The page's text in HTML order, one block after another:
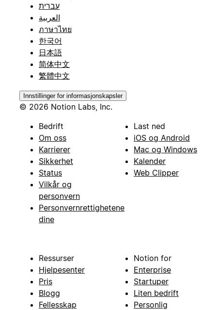
עברית
العربية
ภาษาไทย
한국어
日本語
简体中文
繁體中文
Innstillinger for informasjonskapsler
© 2026 Notion Labs, Inc.
Bedrift
Om oss
Karrierer
Sikkerhet
Status
Vilkår og
personvern
Personvernrettighetene
dine
Last ned
iOS og Android
Mac og Windows
Kalender
Web Clipper
Ressurser
Hjelpesenter
Pris
Blogg
Fellesskap
Notion for
Enterprise
Startuper
Liten bedrift
Personlig